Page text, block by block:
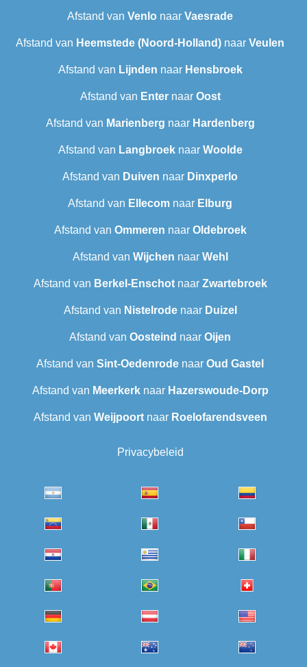
Afstand van Venlo naar Vaesrade
Afstand van Heemstede (Noord-Holland) naar Veulen
Afstand van Lijnden naar Hensbroek
Afstand van Enternaar Oost
Afstand van Marienberg naar Hardenberg
Afstand van Langbroeknaar Woolde
Afstand van Duiven naar Dinxperlo
Afstand van Ellecom naar Elburg
Afstand van Ommeren naar Oldebroek
Afstand van Wijchen naar Wehl
Afstand van Berkel-Enschotnaar Zwartebroek
Afstand van Nistelrodenaar Duizel
Afstand van Oosteind naar Oijen
Afstand van Sint-Oedenrode naar Oud Gastel
Afstand van Meerkerknaar Hazerswoude-Dorp
Afstand van Weijpoortnaar Roelofarendsveen
Privacybeleid